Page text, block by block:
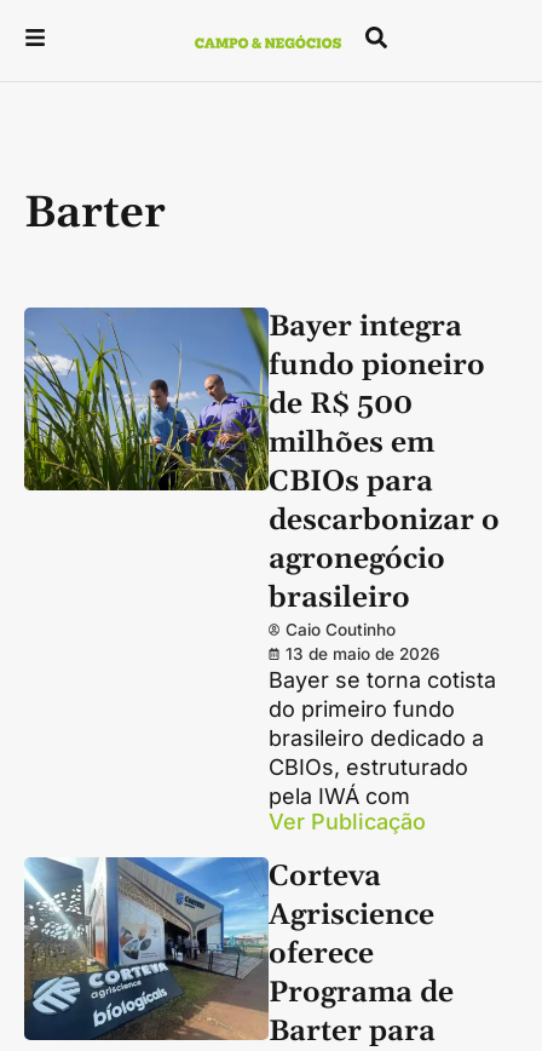
Barter
Bayer integra
fundo pioneiro
de R$ 500
milhões em
CBIOs para
descarbonizar o
agronegócio
brasileiro
Caio Coutinho
13 de maio de 2026
Bayer se torna cotista
do primeiro fundo
brasileiro dedicado a
CBIOs, estruturado
pela IWÁ com
Ver Publicação
Corteva
Agriscience
oferece
Programa de
Barter para